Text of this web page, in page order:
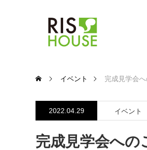
イベント 完成見学会
2022.04.29 イベント
完成見学会への